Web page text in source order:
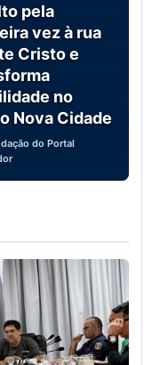
pela
vez à rua
Cristo e
no
Nova Cidade
do Portal